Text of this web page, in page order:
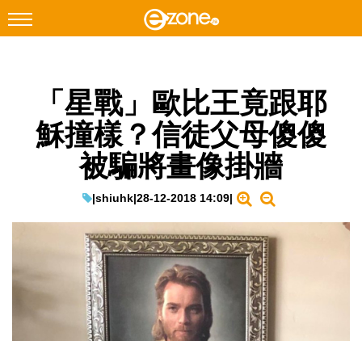
Facebook Instagram
科技焦點
教學評測
IT Times
生成式AI與雲端應用
「星戰」歐比王竟跟耶
穌撞樣？信徒父母傻傻
被騙將畫像掛牆
|shiuhk|28-12-2018 14:09|